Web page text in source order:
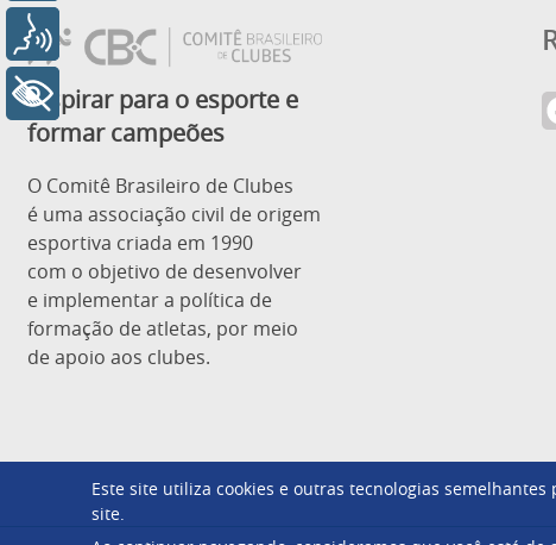
Inspirar para o esporte e
formar campeões
O Comitê Brasileiro de Clubes
é uma associação civil de origem
esportiva criada em 1990
com o objetivo de desenvolver
e implementar a política de
formação de atletas, por meio
de apoio aos clubes.
Este site utiliza cookies e outras tecnologias
site.
Voz
+ Acessibilidade